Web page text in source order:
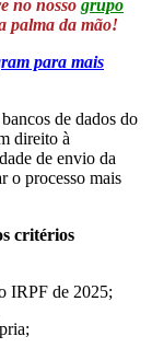
no nosso grupo
palma da mão!
para mais
de dados do
direito à
de envio da
o processo mais
critérios
IRPF de 2025;